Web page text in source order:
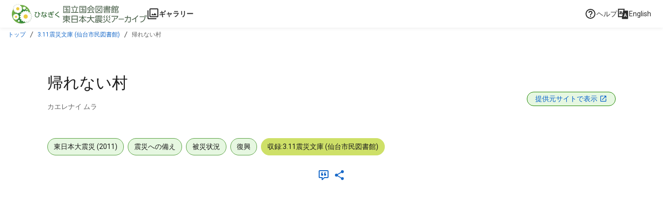
本文に飛ぶ
ギャラリー ヘルプ English
トップ 3.11震災文庫 (仙台市民図書館) 帰れない村
帰れない村
カエレナイ ムラ
提供元サイトで表示
東日本大震災 (2011) 震災への備え 被災状況 復興 収録:3.11震災文庫 (仙台市民図書館)